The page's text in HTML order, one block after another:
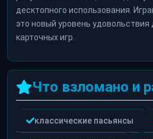
десктопного использования.
это новый уровень удовольствия
карточных игр.
Что взломано и
классические пасьянсы